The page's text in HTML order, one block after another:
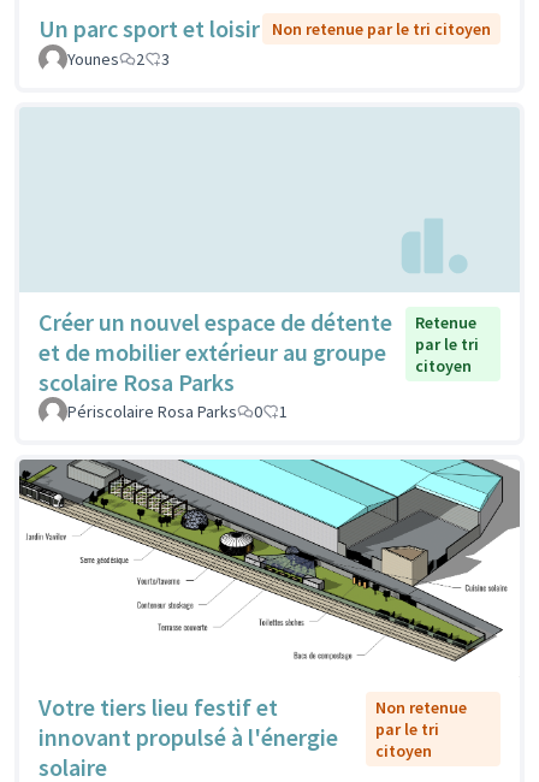
Un parc sport et loisir
Non retenue par le tri citoyen
Younes
2 3
Créer un nouvel espace de détente
et de mobilier extérieur au groupe
scolaire Rosa Parks
Retenue
par le tri
citoyen
Périscolaire Rosa Parks 0 1
Votre tiers lieu festif et
innovant propulsé à l'énergie
solaire
Non retenue
par le tri
citoyen